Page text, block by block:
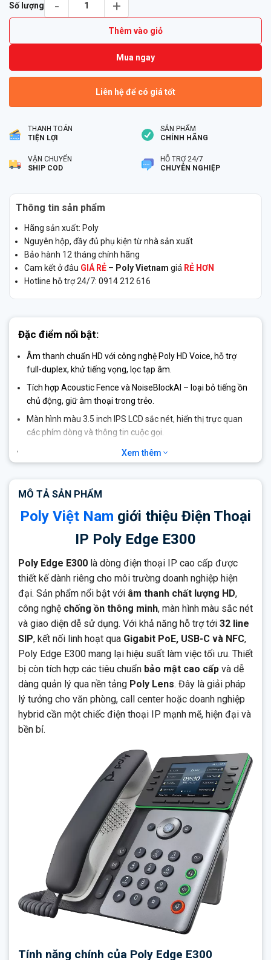
Số lượng
Thêm vào giỏ
Mua ngay
Liên hệ để có giá tốt
THANH TOÁN
TIỆN LỢI
SẢN PHẨM
CHÍNH HÃNG
VẬN CHUYỂN
SHIP COD
HỖ TRỢ 24/7
CHUYÊN NGHIỆP
Thông tin sản phẩm
Hãng sản xuất: Poly
Nguyên hộp, đầy đủ phụ kiện từ nhà sản xuất
Bảo hành 12 tháng chính hãng
Cam kết ở đâu GIÁ RẺ – Poly Vietnam giá RẺ HƠN
Hotline hỗ trợ 24/7: 0914 212 616
Đặc điểm nổi bật:
Âm thanh chuẩn HD với công nghệPoly HD Voice, hỗ trợ
full-duplex, khử tiếng vọng, lọc tạp âm.
Tích hợp Acoustic Fence và NoiseBlockAI – loại bỏ tiếng ồn
chủ động, giữ âm thoại trong trẻo.
Màn hình màu 3.5 inch IPS LCD sắc nét, hiển thị trực quan
các phím dòng và thông tin cuộc gọi.
, với 8 phím dòng vật lý và phím phân
trang tiện lợi.
mạng, tiết kiệm dây và ổ cắm.
Cổng USB-C 2.0linh hoạt – kết nối tai nghe, bộ nhớ ngoài,
hoặc các thiết bị ngoại vi.
– hỗ trợ đăng nhập nhanh, xác thực thiết bị và
quản lý truy cập dễ dàng.
Bề mặt phủ Microban® kháng khuẩn– đảm bảo vệ sinh
trong môi trường dùng chung.
Hỗ trợPoly LensvàZero-Touch Provisioning– dễ dàng triển
khai, giám sát và quản lý thiết bị từ xa.
Tuân thủ các tiêu chuẩn bảo mật:TLS, SRTP, 802.1X,
HTTPS provisioning, signed firmware
Thiết kế tiện dụng, có thể điều chỉnh góc đặt hoặc treo tường
linh hoạt.
Xem thêm
MÔ TẢ SẢN PHẨM
Poly Việt Nam giới thiệu Điện Thoại
IP Poly Edge E300
Poly Edge E300 là dòng điện thoại IP cao cấp được
thiết kế dành riêng cho môi trường doanh nghiệp hiện
đại. Sản phẩm nổi bật với âm thanh chất lượng HD,
công nghệ chống ồn thông minh, màn hình màu sắc nét
và giao diện dễ sử dụng. Với khả năng hỗ trợ tới 32 line
SIP, kết nối linh hoạt qua Gigabit PoE, USB-C và NFC,
Poly Edge E300 mang lại hiệu suất làm việc tối ưu. Thiết
bị còn tích hợp các tiêu chuẩn bảo mật cao cấp và dễ
dàng quản lý qua nền tảng Poly Lens. Đây là giải pháp
lý tưởng cho văn phòng, call center hoặc doanh nghiệp
hybrid cần một chiếc điện thoại IP mạnh mẽ, hiện đại và
bền bỉ.
Tính năng chính của Poly Edge E300